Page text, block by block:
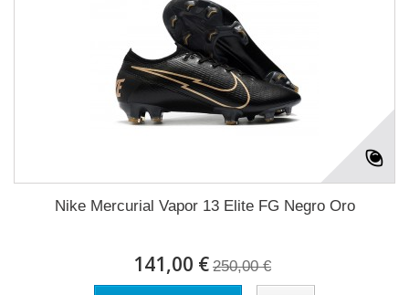
Nike Mercurial Vapor 13 Elite FG Negro Oro
141,00 € 250,00 €